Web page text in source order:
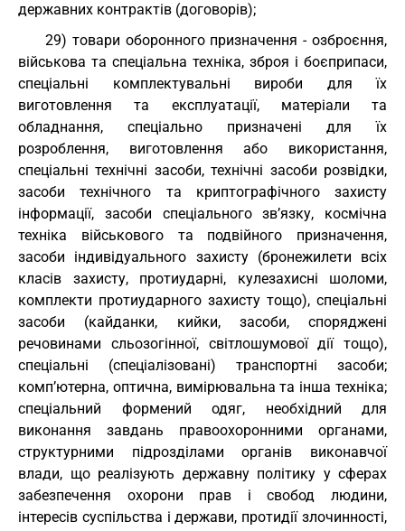
державних контрактів (договорів);
29) товари оборонного призначення - озброєння,
військова та спеціальна техніка, зброя і боєприпаси,
спеціальні комплектувальні вироби для їх
виготовлення та експлуатації, матеріали та
обладнання, спеціально призначені для їх
розроблення, виготовлення або використання,
спеціальні технічні засоби, технічні засоби розвідки,
засоби технічного та криптографічного захисту
інформації, засоби спеціального зв’язку, космічна
техніка військового та подвійного призначення,
засоби індивідуального захисту (бронежилети всіх
класів захисту, протиударні, кулезахисні шоломи,
комплекти протиударного захисту тощо), спеціальні
засоби (кайданки, кийки, засоби, споряджені
речовинами сльозогінної, світлошумової дії тощо),
спеціальні (спеціалізовані) транспортні засоби;
комп’ютерна, оптична, вимірювальна та інша техніка;
спеціальний формений одяг, необхідний для
виконання завдань правоохоронними органами,
структурними підрозділами органів виконавчої
влади, що реалізують державну політику у сферах
забезпечення охорони прав і свобод людини,
інтересів суспільства і держави, протидії злочинності,